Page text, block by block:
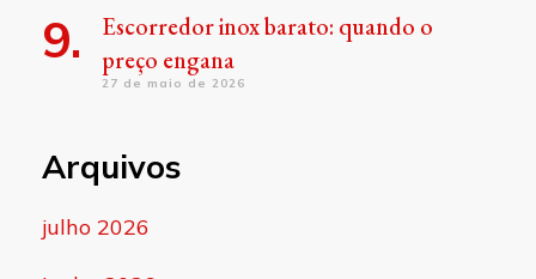
Escorredor inox barato: quando o
preço engana
27 de maio de 2026
Arquivos
julho 2026